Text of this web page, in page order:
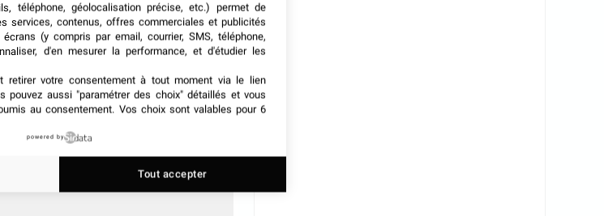
téléphone, géolocalisation précise, etc.) permet de
services, contenus, offres commerciales et publicités
(y compris par email, courrier, SMS, téléphone,
d'en mesurer la performance, et d'étudier les
retirer votre consentement à tout moment via le lien
pouvez aussi "paramétrer des choix" détaillés et vous
au consentement. Vos choix sont valables pour 6
powered by
Tout accepter